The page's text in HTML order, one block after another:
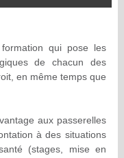
qui pose les
de chacun des
en même temps que
aux passerelles
à des situations
(stages, mise en